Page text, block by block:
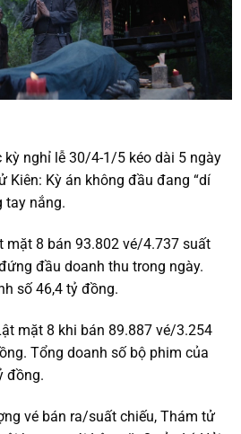
kỳ nghỉ lễ 30/4-1/5 kéo dài 5 ngày
Kiên: Kỳ án không đầu đang “dí
tay nắng.
mặt 8 bán 93.802 vé/4.737 suất
đầu doanh thu trong ngày.
số 46,4 tỷ đồng.
mặt 8 khi bán 89.887 vé/3.254
Tổng doanh số bộ phim của
đồng.
vé bán ra/suất chiếu, Thám tử